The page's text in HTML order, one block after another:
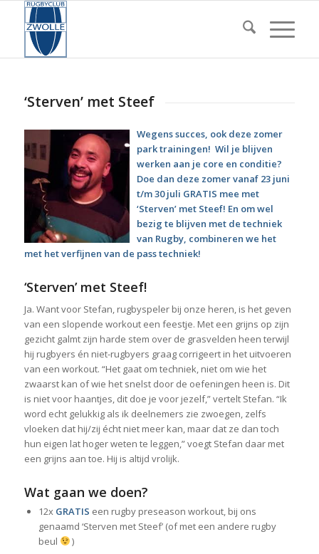
‘Sterven’ met Steef
Wegens succes, ook deze zomer
park trainingen! Wil je blijven
werken aan je core en conditie?
Doe dan deze zomer vanaf 23 juni
t/m 30 juli GRATIS mee met
‘Sterven’ met Steef! En om wel
bezig te blijven met de techniek
van Rugby, combineren we het
met het verfijnen van de pass techniek!
‘Sterven’ met Steef!
Ja. Want voor Stefan, rugbyspeler bij onze heren, is het geven
van een slopende workout een feestje. Met een grijns op zijn
gezicht galmt zijn harde stem over de grasvelden heen terwijl
hij rugbyers én niet-rugbyers graag corrigeert in het uitvoeren
van een workout. “Het gaat om techniek, niet om wie het
zwaarst kan of wie het snelst door de oefeningen heen is. Dit
is niet voor haantjes, dit doe je voor jezelf,” vertelt Stefan. “Ik
word echt gelukkig als ik deelnemers zie zwoegen, zelfs
vloeken dat hij/zij écht niet meer kan, maar dat ze dan toch
hun eigen lat hoger weten te leggen,” voegt Stefan daar met
een grijns aan toe. Hij is altijd vrolijk.
Wat gaan we doen?
12x GRATIS een rugby preseason workout, bij ons
genaamd ‘Sterven met Steef’ (of met een andere rugby
beul
)